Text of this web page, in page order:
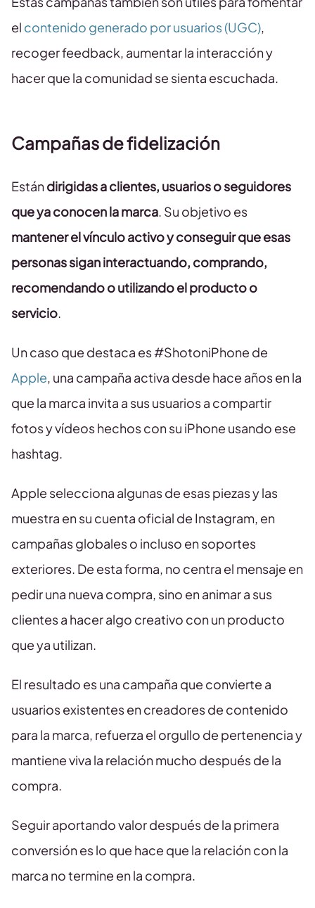
el contenido generado por usuarios (UGC),
recoger feedback, aumentar la interacción y
hacer que la comunidad se sienta escuchada.
Campañas de fidelización
Estándirigidas a clientes, usuarios o seguidores
que ya conocen la marca. Su objetivo es
mantener el vínculo activo y conseguir que esas
personas sigan interactuando, comprando,
recomendando o utilizando el producto o
servicio.
Un caso que destaca es #ShotoniPhone de
Apple, una campaña activa desde hace años en la
que la marca invita a sus usuarios a compartir
fotos y vídeos hechos con su iPhone usando ese
hashtag.
Apple selecciona algunas de esas piezas y las
muestra en su cuenta oficial de Instagram, en
campañas globales o incluso en soportes
exteriores. De esta forma, no centra el mensaje en
pedir una nueva compra, sino en animar a sus
clientes a hacer algo creativo con un producto
que ya utilizan.
El resultado es una campaña que convierte a
usuarios existentes en creadores de contenido
para la marca, refuerza el orgullo de pertenencia y
mantiene viva la relación mucho después de la
compra.
Seguir aportando valor después de la primera
conversión es lo que hace que la relación con la
marca no termine en la compra.